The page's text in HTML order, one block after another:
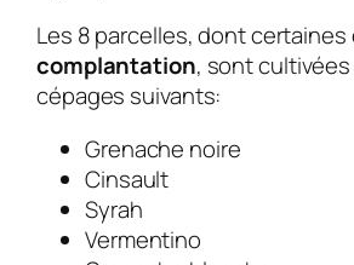
Les 8 parcelles, dont certaines
complantation, sont
cépages suivants:
Grenache noire
Cinsault
Syrah
Vermentino